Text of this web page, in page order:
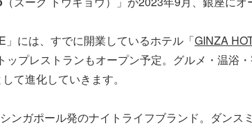
には、すでに開業しているホテル「GINZA
ップレストランもオープン予定。グルメ・温浴
て進化していきます。
ンガポール発のナイトライフブランド。ダンス